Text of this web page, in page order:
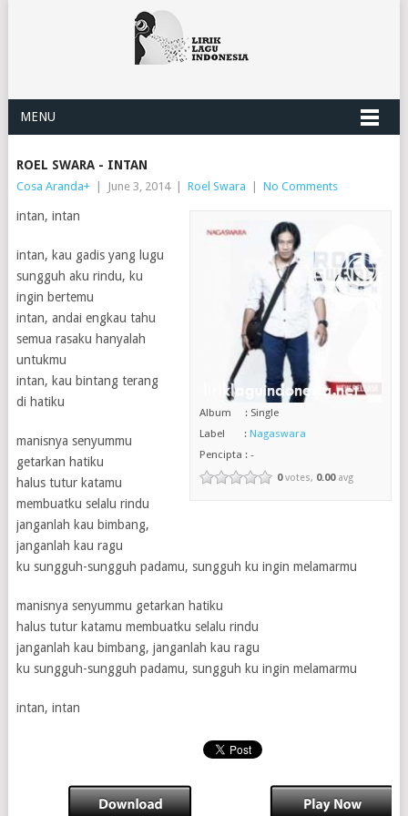
MENU
ROEL SWARA - INTAN
Cosa Aranda+ June 3, 2014 Roel Swara No Comments
Album : Single
Label :Nagaswara
Pencipta : -
0votes, 0.00avg
intan, intan
intan, kau gadis yang lugu
sungguh aku rindu, ku
ingin bertemu
intan, andai engkau tahu
semua rasaku hanyalah
untukmu
intan, kau bintang terang
di hatiku
manisnya senyummu
getarkan hatiku
halus tutur katamu
membuatku selalu rindu
janganlah kau bimbang,
janganlah kau ragu
ku sungguh-sungguh padamu, sungguh ku ingin melamarmu
manisnya senyummu getarkan hatiku
halus tutur katamu membuatku selalu rindu
janganlah kau bimbang, janganlah kau ragu
ku sungguh-sungguh padamu, sungguh ku ingin melamarmu
intan, intan